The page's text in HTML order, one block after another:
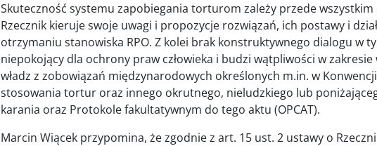
Skuteczność systemu zapobiegania torturom zależy przede wszystkim
Rzecznik kieruje swoje uwagi i propozycje rozwiązań, ich postawy i
otrzymaniu stanowiska RPO. Z kolei brak konstruktywnego dialogu w
niepokojący dla ochrony praw człowieka i budzi wątpliwości w
władz z zobowiązań międzynarodowych określonych m.in. w
stosowania tortur oraz innego okrutnego, nieludzkiego lub
karania oraz Protokole fakultatywnym do tego aktu (OPCAT).
Marcin Wiącek przypomina, że zgodnie z art. 15 ust. 2 ustawy o